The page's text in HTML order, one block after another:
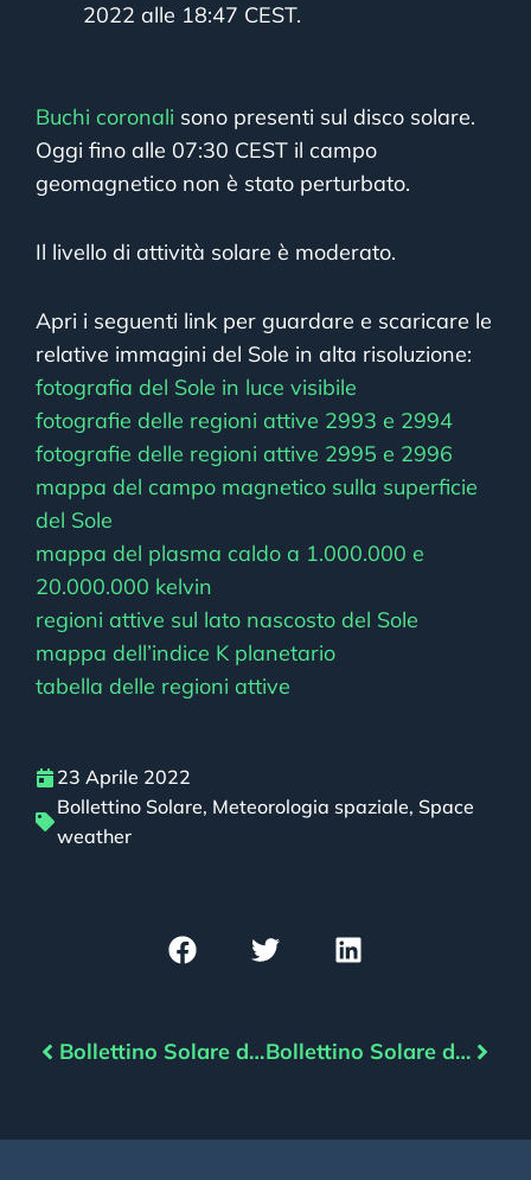
2022 alle 18:47 CEST.
Buchi coronali sono presenti sul disco solare.
Oggi fino alle 07:30 CEST il campo
geomagnetico non è stato perturbato.
Il livello di attività solare è moderato.
Apri i seguenti link per guardare e scaricare le
relative immagini del Sole in alta risoluzione:
fotografia del Sole in luce visibile
fotografie delle regioni attive 2993 e 2994
fotografie delle regioni attive 2995 e 2996
mappa del campo magnetico sulla superficie
del Sole
mappa del plasma caldo a 1.000.000 e
20.000.000 kelvin
regioni attive sul lato nascosto del Sole
mappa dell’indice K planetario
tabella delle regioni attive
23 Aprile 2022
Bollettino Solare, Meteorologia spaziale, Space
weather
Bollettino Solare del 22/04/2022 Bollettino Solare del 24/04/2022